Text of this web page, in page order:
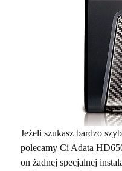
Jeżeli szukasz bardzo
polecamy Ci Adata
on żadnej specjalnej